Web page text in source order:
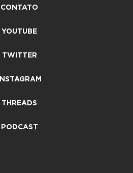
CONTATO
YOUTUBE
TWITTER
INSTAGRAM
THREADS
PODCAST